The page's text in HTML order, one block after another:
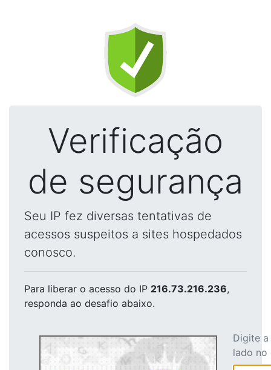
Verificação
de segurança
Seu IP fez diversas tentativas de
acessos suspeitos a sites hospedados
conosco.
Para liberar o acesso do IP 216.73.216.236,
responda ao desafio abaixo.
Digite
lado no